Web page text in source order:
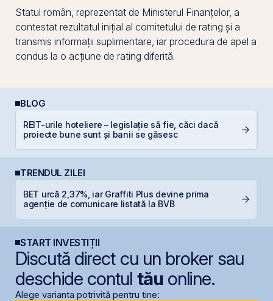
Statul român, reprezentat de Ministerul Finanțelor, a
contestat rezultatul inițial al comitetului de rating și a
transmis informații suplimentare, iar procedura de apel a
condus la o acțiune de rating diferită.
BLOG
REIT-urile hoteliere – legislație să fie, căci dacă
proiecte bune sunt și banii se găsesc
TRENDUL ZILEI
BET urcă 2,37%, iar Graffiti Plus devine prima
agenție de comunicare listată la BVB
START INVESTIȚII
Discută direct cu un broker sau
deschide contul tăuonline.
Alege varianta potrivită pentru tine: